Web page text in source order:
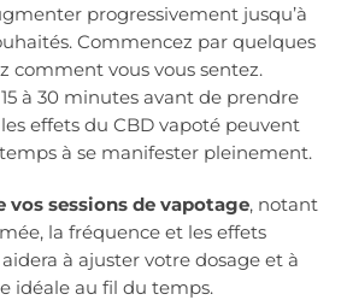
progressivement jusqu’à
Commencez par quelques
comment vous vous sentez.
à 30 minutes avant de prendre
effets du CBD vapoté peuvent
à se manifester pleinement.
vos sessions de vapotage, notant
la fréquence et les effets
à ajuster votre dosage et à
idéale au fil du temps.